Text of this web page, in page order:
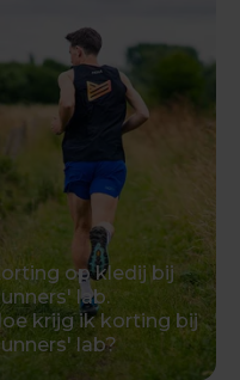
op kledij bij
lab.
krijg ik korting bij
lab?